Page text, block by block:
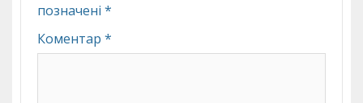
позначені *
Коментар *